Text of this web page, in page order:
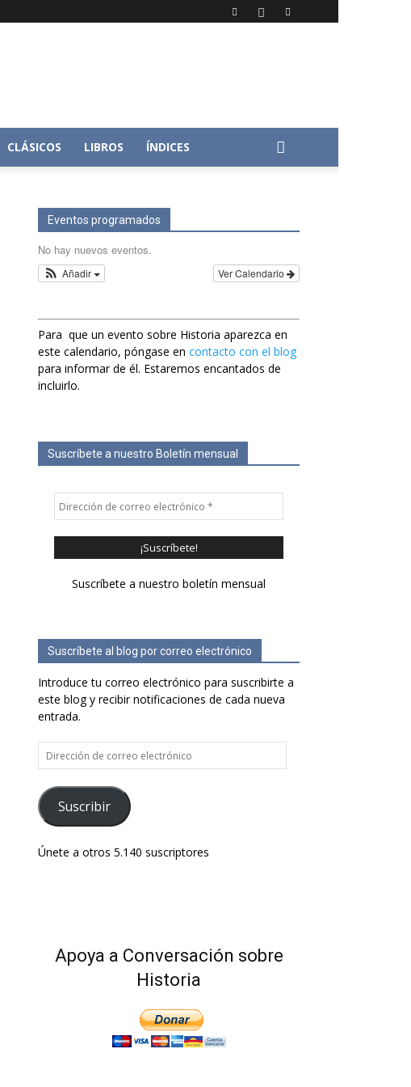
CLÁSICOS LIBROS ÍNDICES
Eventos programados
No hay nuevos eventos.
Ver Calendario
Añadir
Para que un evento sobre Historia aparezca en
este calendario, póngase en contacto con el blog
para informar de él. Estaremos encantados de
incluirlo.
Suscríbete a nuestro Boletín mensual
Suscríbete a nuestro boletín mensual
Suscríbete al blog por correo electrónico
Introduce tu correo electrónico para suscribirte a
este blog y recibir notificaciones de cada nueva
entrada.
Dirección
de
correo
electrónico
Suscribir
Únete a otros 5.140 suscriptores
Apoya a Conversación sobre
Historia